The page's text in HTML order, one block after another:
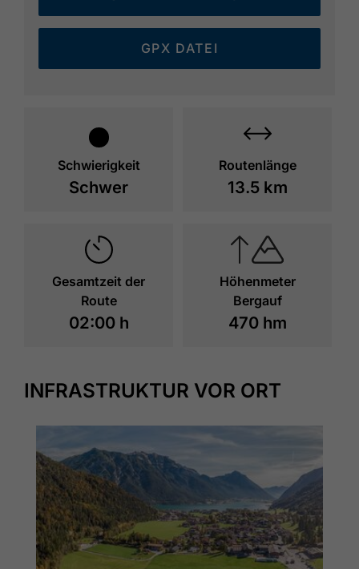
GPX DATEI
Schwierigkeit
Schwer
Routenlänge
13.5 km
Gesamtzeit der
Route
02:00 h
Höhenmeter
Bergauf
470 hm
INFRASTRUKTUR VOR ORT